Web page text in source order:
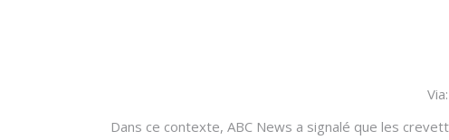
Dans ce contexte, ABC News a signalé que les